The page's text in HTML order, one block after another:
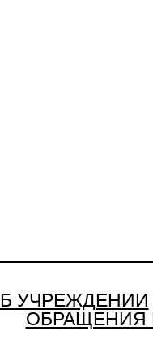
УЧРЕЖДЕНИИ
ОБРАЩЕНИЯ